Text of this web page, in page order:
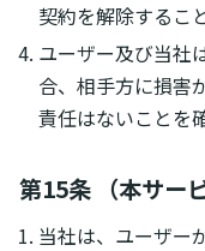
契約を解除するこ
ユーザー及び当社
合、相手方に損害
責任はないことを
第15条 （本サー
当社は、ユーザー